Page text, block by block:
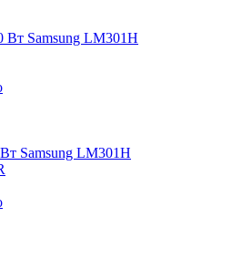
Вт Samsung LM301H
Samsung LM301H